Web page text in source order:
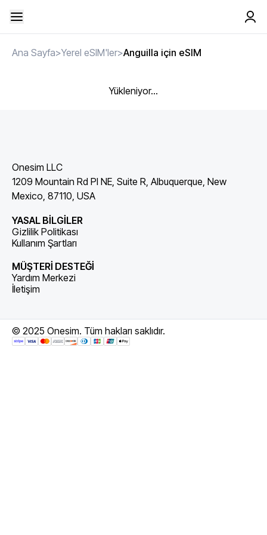
Ana Sayfa>Yerel eSIM'ler>Anguilla için eSIM
Yükleniyor...
Onesim LLC
1209 Mountain Rd Pl NE, Suite R, Albuquerque, New
Mexico, 87110, USA
YASAL BİLGİLER
Gizlilik Politikası
Kullanım Şartları
MÜŞTERİ DESTEĞİ
Yardım Merkezi
İletişim
© 2025 Onesim. Tüm hakları saklıdır.